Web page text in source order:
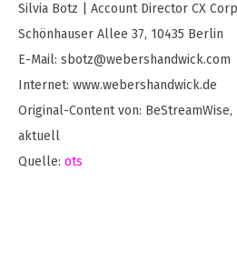
Silvia Botz | Account Director CX
Schönhauser Allee 37, 10435 Berlin
E-Mail: sbotz@webershandwick.com
Internet: www.webershandwick.de
Original-Content von:
aktuell
Quelle: ots